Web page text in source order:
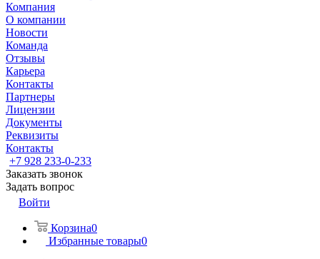
Компания
О компании
Новости
Команда
Отзывы
Карьера
Контакты
Партнеры
Лицензии
Документы
Реквизиты
Контакты
+7 928 233-0-233
Заказать звонок
Задать вопрос
Войти
Корзина0
Избранные товары0